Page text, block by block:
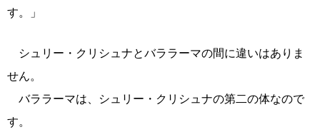
す。」
シュリー・クリシュナとバララーマの間に違いはありま
せん。
バララーマは、シュリー・クリシュナの第二の体なので
す。